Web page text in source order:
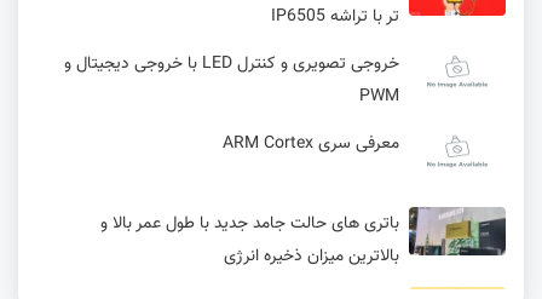
تر با تراشه IP6505
خروجی تصویری و کنترل LED با خروجی دیجیتال و
PWM
معرفی سری ARM Cortex
باتری‌ های حالت جامد جدید با طول عمر بالا و
بالاترین میزان ذخیره انرژی